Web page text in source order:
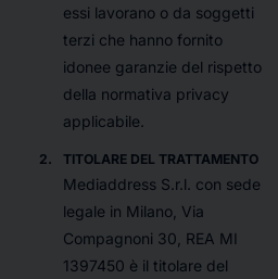
essi lavorano o da soggetti
terzi che hanno fornito
idonee garanzie del rispetto
della normativa privacy
applicabile.
TITOLARE DEL TRATTAMENTO
Mediaddress S.r.l. con sede
legale in Milano, Via
Compagnoni 30, REA MI
1397450 è il titolare del